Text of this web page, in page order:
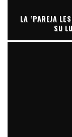
LA ‘PAREJA
SU